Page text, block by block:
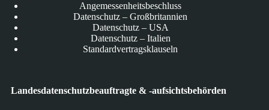
Angemessenheitsbeschluss
Datenschutz – Großbritannien
Datenschutz – USA
Datenschutz – Italien
Standardvertragsklauseln
Landesdatenschutzbeauftragte & -aufsichtsbehörden